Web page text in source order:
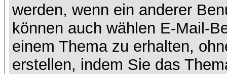
werden, wenn ein anderer
können auch wählen E-Mail-
einem Thema zu erhalten,
erstellen, indem Sie das